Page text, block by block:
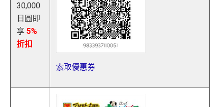
30,000
日圓即
享 5%
折扣
索取優惠券